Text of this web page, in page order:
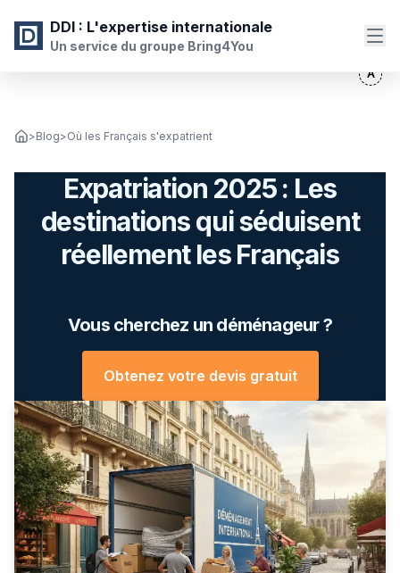
DDI : L'expertise internationale
Un service du groupe Bring4You
>Blog>Où les Français s'expatrient
Expatriation 2025 : Les
destinations qui séduisent
réellement les Français
Vous cherchez un déménageur ?
Obtenez votre devis gratuit